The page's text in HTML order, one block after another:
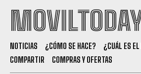
NOTICIAS ¿CÓMO SE HACE?
¿CUÁL ES
COMPARTIR
COMPRAS Y OFERTAS